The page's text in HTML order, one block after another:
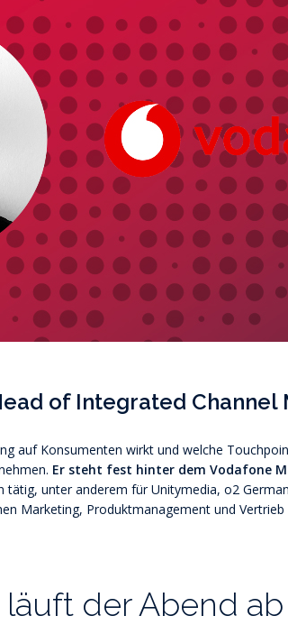
of Integrated Channel
auf Konsumenten wirkt und welche
Er steht fest hinter dem Vodafone
unter anderem für Unitymedia, o2
Marketing, Produktmanagement und Vertrieb
läuft der Abend ab